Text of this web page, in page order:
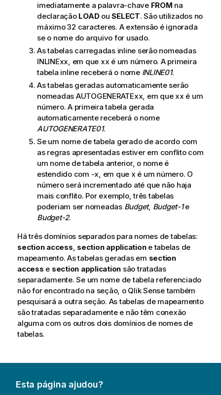
imediatamente a palavra-chave FROM na
declaração LOADouSELECT. São utilizados no
máximo 32 caracteres. A extensão é ignorada
se o nome do arquivo for usado.
As tabelas carregadas inline serão nomeadas
INLINExx, em que xx é um número. A primeira
tabela inline receberá o nome INLINE01.
As tabelas geradas automaticamente serão
nomeadas AUTOGENERATExx, em que xx é um
número. A primeira tabela gerada
automaticamente receberá o nome
AUTOGENERATE01.
Se um nome de tabela gerado de acordo com
as regras apresentadas estiver em conflito com
um nome de tabela anterior, o nome é
estendido com -x, em que x é um número. O
número será incrementado até que não haja
mais conflito. Por exemplo, três tabelas
poderiam ser nomeadas Budget, Budget-1e
Budget-2.
Há três domínios separados para nomes de tabelas:
section access, section applicatione tabelas de
mapeamento. As tabelas geradas em section
access e section application são tratadas
separadamente. Se um nome de tabela referenciado
não for encontrado na seção, o Qlik Sensetambém
pesquisará a outra seção. As tabelas de mapeamento
são tratadas separadamente e não têm conexão
alguma com os outros dois domínios de nomes de
tabelas.
Esta página ajudou?